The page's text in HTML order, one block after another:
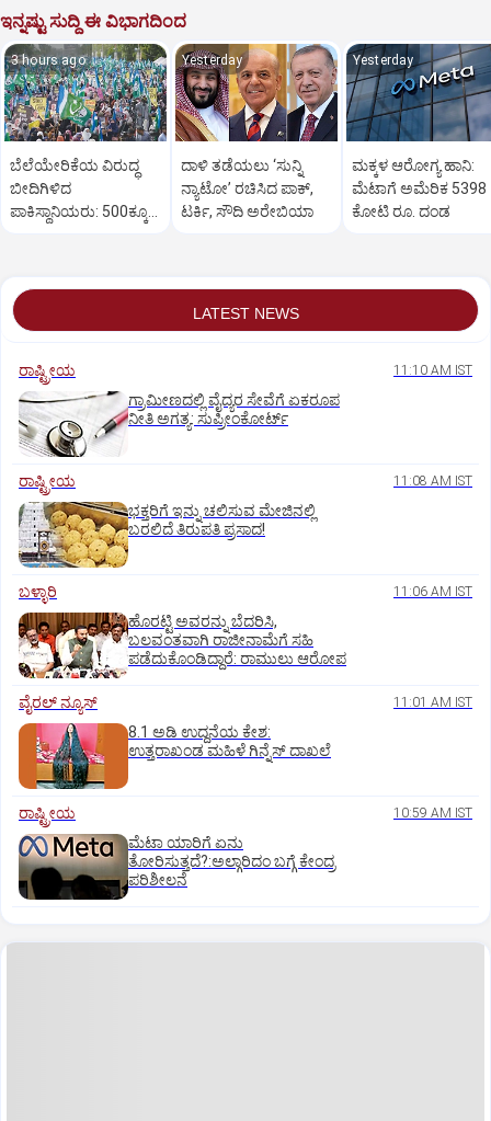
ಇನ್ನಷ್ಟು ಸುದ್ದಿ ಈ ವಿಭಾಗದಿಂದ
3 hours ago
ಬೆಲೆಯೇರಿಕೆಯ ವಿರುದ್ಧ
ಬೀದಿಗಿಳಿದ
ಪಾಕಿಸ್ಥಾನಿಯರು: ‌500ಕ್ಕೂ
Yesterday
ದಾಳಿ ತಡೆಯಲು ‘ಸುನ್ನಿ
ನ್ಯಾಟೋ’ ರಚಿಸಿದ ಪಾಕ್‌,
ಟರ್ಕಿ, ಸೌದಿ ಅರೇಬಿಯಾ
Yesterday
ಮಕ್ಕಳ ಆರೋಗ್ಯ ಹಾನಿ:
ಮೆಟಾಗೆ ಅಮೆರಿಕ 5398
ಕೋಟಿ ರೂ. ದಂಡ
LATEST NEWS
ರಾಷ್ಟ್ರೀಯ 11:10 AM IST
ಗ್ರಾಮೀಣದಲ್ಲಿ ವೈದ್ಯರ ಸೇವೆಗೆ ಏಕರೂಪ
ನೀತಿ ಅಗತ್ಯ: ಸುಪ್ರೀಂಕೋರ್ಟ್‌
ರಾಷ್ಟ್ರೀಯ 11:08 AM IST
ಭಕ್ತರಿಗೆ ಇನ್ನು ಚಲಿಸುವ ಮೇಜಿನಲ್ಲಿ
ಬರಲಿದೆ ತಿರುಪತಿ ಪ್ರಸಾದ!
ಬಳ್ಳಾರಿ 11:06 AM IST
ಹೊರಟ್ಟಿ ಅವರನ್ನು ಬೆದರಿಸಿ,
ಬಲವಂತವಾಗಿ ರಾಜೀನಾಮೆಗೆ ಸಹಿ
ಪಡೆದುಕೊಂಡಿದ್ದಾರೆ: ರಾಮುಲು ಆರೋಪ
ವೈರಲ್ ನ್ಯೂಸ್ 11:01 AM IST
8.1 ಅಡಿ ಉದ್ದನೆಯ ಕೇಶ:
ಉತ್ತರಾಖಂಡ ಮಹಿಳೆ ಗಿನ್ನೆಸ್‌ ದಾಖಲೆ
ರಾಷ್ಟ್ರೀಯ 10:59 AM IST
ಮೆಟಾ ಯಾರಿಗೆ ಏನು
ತೋರಿಸುತ್ತದೆ?:ಅಲ್ಗಾರಿದಂ ಬಗ್ಗೆ ಕೇಂದ್ರ
ಪರಿಶೀಲನೆ